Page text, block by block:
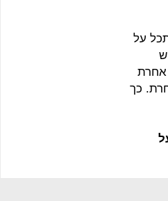
על
אחרת
כך